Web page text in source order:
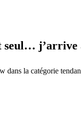
seul…
la catégorie